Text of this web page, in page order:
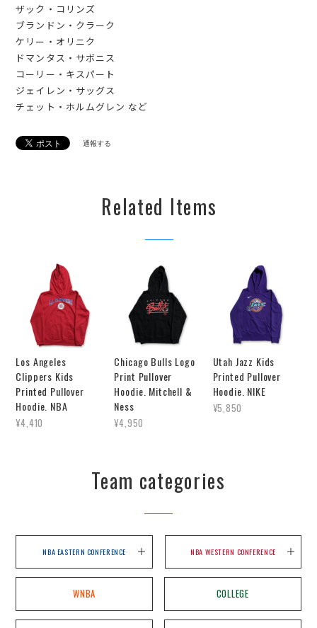
ザック・コリンズ
ブランドン・クラーク
ケリー・オリニク
ドマンタス・サボニス
コーリー・キスパート
ジェイレン・サッグス
チェット・ホルムグレン など
通報する
Related Items
Los Angeles
Clippers Kids
Printed Pullover
Hoodie. NBA
¥4,410
Chicago Bulls Logo
Print Pullover
Hoodie. Mitchell &
Ness
¥4,950
Utah Jazz Kids
Printed Pullover
Hoodie. NIKE
¥5,850
Team categories
NBA EASTERN CONFERENCE NBA WESTERN CONFERENCE
WNBA COLLEGE